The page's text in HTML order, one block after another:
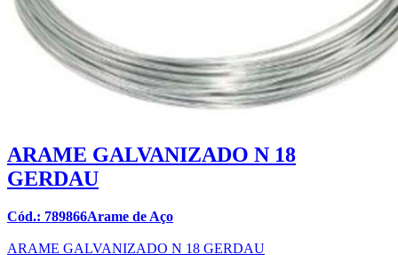
ARAME GALVANIZADO N 18
GERDAU
Cód.: 789866Arame de Aço
ARAME GALVANIZADO N 18 GERDAU